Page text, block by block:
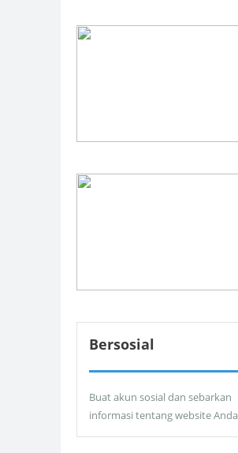
Bersosial
Buat akun sosial dan sebarkan
informasi tentang website Anda